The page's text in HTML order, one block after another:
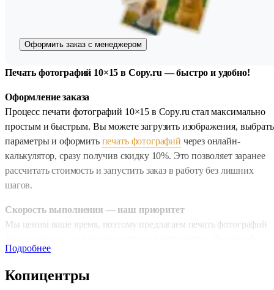
Оформить заказ с менеджером
Печать фотографий 10×15 в Copy.ru — быстро и удобно!
Оформление заказа
Процесс печати фотографий 10×15 в Copy.ru стал максимально
простым и быстрым. Вы можете загрузить изображения, выбрать
параметры и оформить печать фотографий через онлайн-
калькулятор, сразу получив скидку 10%. Это позволяет заранее
рассчитать стоимость и запустить заказ в работу без лишних
шагов.
Скорость выполнения — наш приоритет
Мы ценим ваше время, поэтому предлагаем печать фотографий
заказов доступны два варианта срочности: стандартная
— 1 день и срочная печать — всего за 2–4 часа. Это позволяет
получать готовые фотографии точно в срок.
Подробнее
Копицентры